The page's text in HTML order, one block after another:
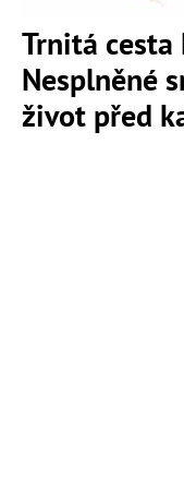
Trnitá
Nesplněné
život před